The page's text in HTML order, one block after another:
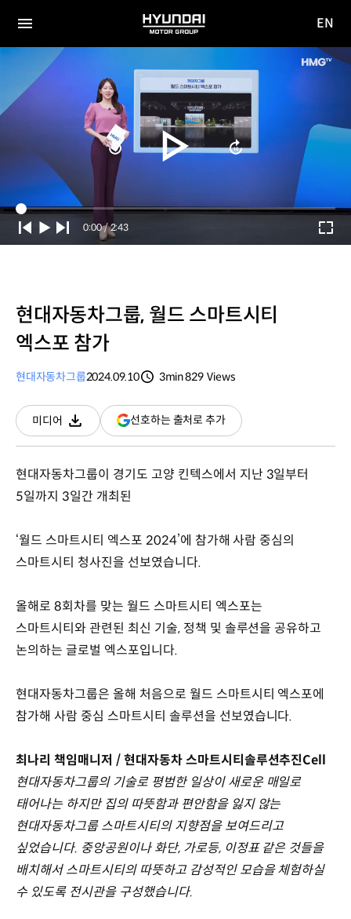
전체
HYUNDAI
MOTOR
사이
EN
Current
Time
0:00 / Duration
2:43
현대자동차그룹, 월드 스마트시티
엑스포 참가
현대자동차그룹2024.09.10
3min829 Views
미디어
다운로드
선호하는 출처로 추가(새
창
현대자동차그룹이 경기도 고양 킨텍스에서 지난 3일부터
5일까지 3일간 개최된
‘월드 스마트시티 엑스포 2024’에 참가해 사람 중심의
스마트시티 청사진을 선보였습니다.
올해로 8회차를 맞는 월드 스마트시티 엑스포는
스마트시티와 관련된 최신 기술, 정책 및 솔루션을 공유하고
논의하는 글로벌 엑스포입니다.
현대자동차그룹은 올해 처음으로 월드 스마트시티 엑스포에
참가해 사람 중심 스마트시티 솔루션을 선보였습니다.
최나리 책임매니저 / 현대자동차 스마트시티솔루션추진Cell
현대자동차그룹의 기술로 평범한 일상이 새로운 매일로
태어나는 하지만 집의 따뜻함과 편안함을 잃지 않는
현대자동차그룹 스마트시티의 지향점을 보여드리고
싶었습니다. 중앙공원이나 화단, 가로등, 이정표 같은 것들을
배치해서 스마트시티의 따뜻하고 감성적인 모습을 체험하실
수 있도록 전시관을 구성했습니다.